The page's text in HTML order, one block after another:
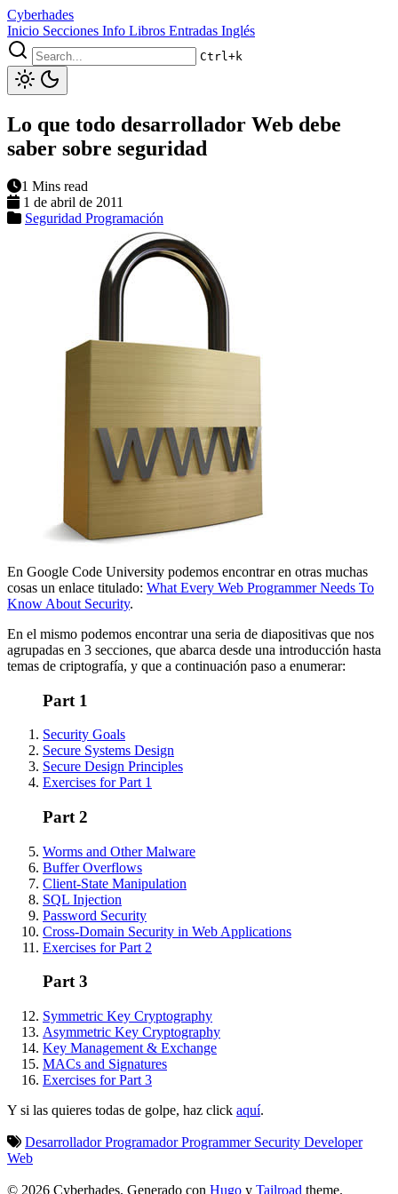
Cyberhades
Inicio Secciones Info Libros Entradas Inglés
Ctrl+k
Lo que todo desarrollador Web debe
saber sobre seguridad
1 Mins read
1 de abril de 2011
Seguridad Programación
En Google Code University podemos encontrar en otras muchas
cosas un enlace titulado: What Every Web Programmer Needs To
Know About Security.
En el mismo podemos encontrar una seria de diapositivas que nos
agrupadas en 3 secciones, que abarca desde una introducción hasta
temas de criptografía, y que a continuación paso a enumerar:
Part 1
Security Goals
Secure Systems Design
Secure Design Principles
Exercises for Part 1
Part 2
Worms and Other Malware
Buffer Overflows
Client-State Manipulation
SQL Injection
Password Security
Cross-Domain Security in Web Applications
Exercises for Part 2
Part 3
Symmetric Key Cryptography
Asymmetric Key Cryptography
Key Management & Exchange
MACs and Signatures
Exercises for Part 3
Y si las quieres todas de golpe, haz click aquí.
DesarrolladorProgramadorProgrammer Security Developer
Web
© 2026 Cyberhades. Generado con Hugo y Tailroad theme.